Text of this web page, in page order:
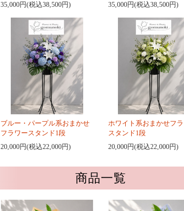
35,000円(税込38,500円)
35,000円(税込38,500円)
ブルー・パープル系おまかせ
フラワースタンド1段
20,000円(税込22,000円)
ホワイト系おまかせフ
スタンド1段
20,000円(税込22,000円)
商品一覧